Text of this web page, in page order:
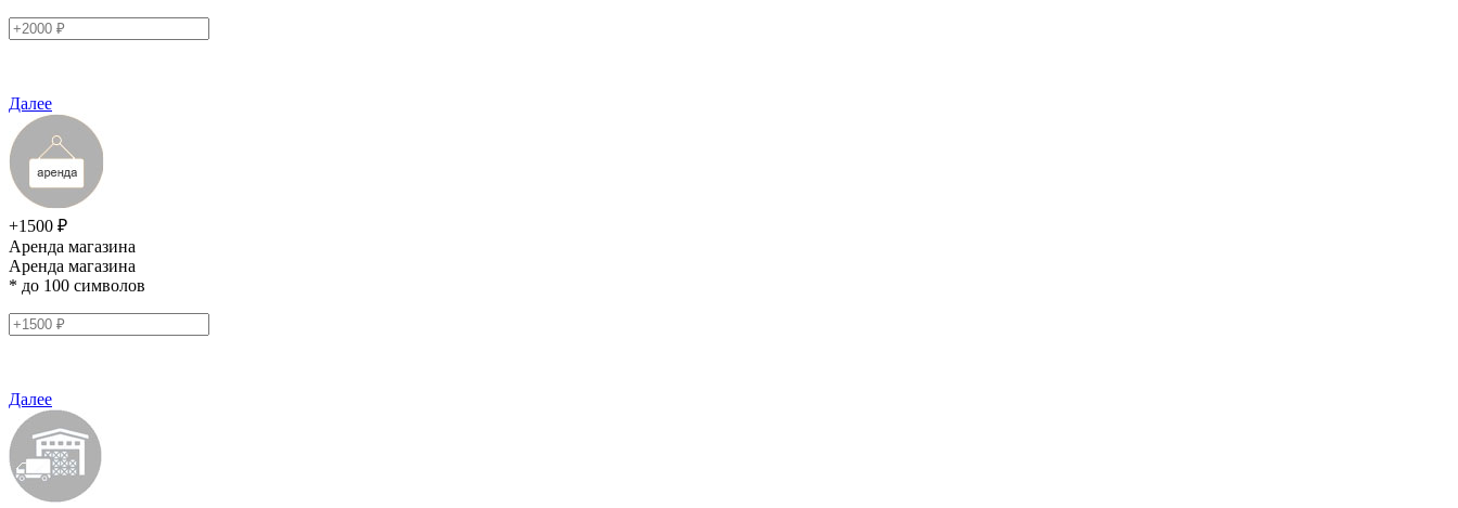
Далее
+1500 ₽
Аренда магазина
Аренда магазина
* до 100 символов
Далее